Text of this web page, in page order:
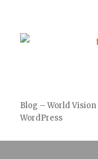
Blog – World
WordPress